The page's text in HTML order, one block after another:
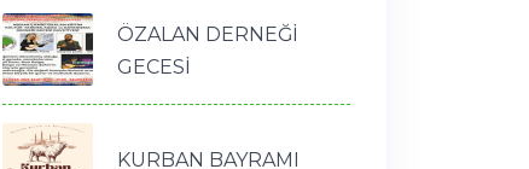
ÖZALAN DERNEĞİ
GECESİ
KURBAN BAYRAMI